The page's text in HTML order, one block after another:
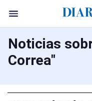
Noticias
Correa"